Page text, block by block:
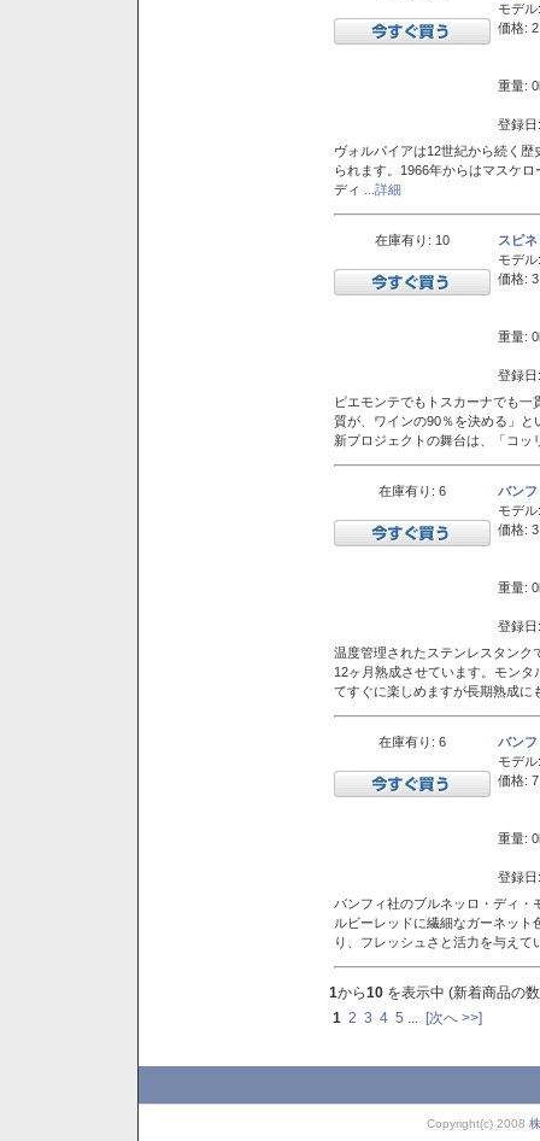
モデル:
価格:
重量:
登録
ヴォルパイアは12世紀から続く
られます。1966年からはマスケ
ディ
...詳細
在庫有り: 10
スピ
モデル:
価格:
重量:
登録
ピエモンテでもトスカーナでも
質が、ワインの90％を決める」
新プロジェクトの舞台は、「コ
在庫有り: 6
バン
モデル:
価格:
重量:
登録
温度管理されたステンレスタンク
12ヶ月熟成させています。モン
てすぐに楽しめますが長期熟成に
在庫有り: 6
バン
モデル:
価格:
重量:
登録
バンフィ社のブルネッロ・ディ
ルビーレッドに繊細なガーネッ
り、フレッシュさと活力を与え
1から10 を表示中 (新着商品の
1 2 3 4 5 [次へ >>]
Copyright(c) 2008